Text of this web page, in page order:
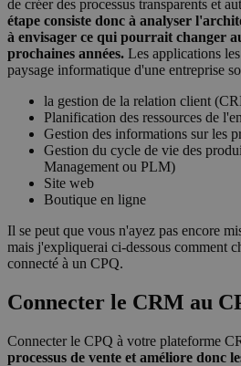
de créer des processus transparents et
étape consiste donc à analyser
à envisager ce qui pourrait changer
prochaines années. Les applications
paysage informatique d'une entreprise
la gestion de la relation client
Planification des ressources de
Gestion des informations sur les
Gestion du cycle de vie des
Management ou PLM)
Site web
Boutique en ligne
Il se peut que vous n'ayez pas encore
mais j'expliquerai ci-dessous comment
connecté à un CPQ.
Connecter le CRM au
Connecter le CPQ à votre plateforme
processus de vente et améliore donc